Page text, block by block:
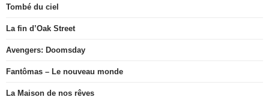
Tombé du ciel
La fin d’Oak Street
Avengers: Doomsday
Fantômas – Le nouveau monde
La Maison de nos rêves